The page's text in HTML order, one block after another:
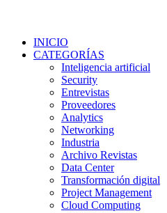
INICIO
CATEGORÍAS
Inteligencia artificial
Security
Entrevistas
Proveedores
Analytics
Networking
Industria
Archivo Revistas
Data Center
Transformación digital
Project Management
Cloud Computing